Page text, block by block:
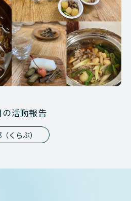
の活動報告
くらぶ）